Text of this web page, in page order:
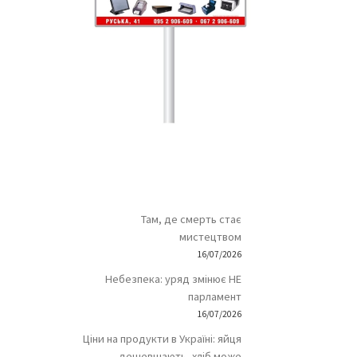
Там, де смерть стає
мистецтвом
16/07/2026
Небезпека: уряд змінює НЕ
парламент
16/07/2026
Ціни на продукти в Україні: яйця